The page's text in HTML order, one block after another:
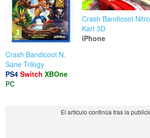
Crash Bandicoot N.
Sane Trilogy
PS4 Switch XBOne
PC
Crash Bandicoot Nitro
Kart 3D
iPhone